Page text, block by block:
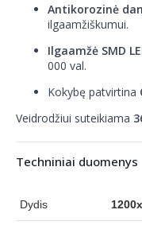
Antikorozinė
ilgaamžiškumui.
Ilgaamžė SMD
000 val.
Kokybę patvirtina
Veidrodžiui suteikiama
Techniniai duomenys
Dydis